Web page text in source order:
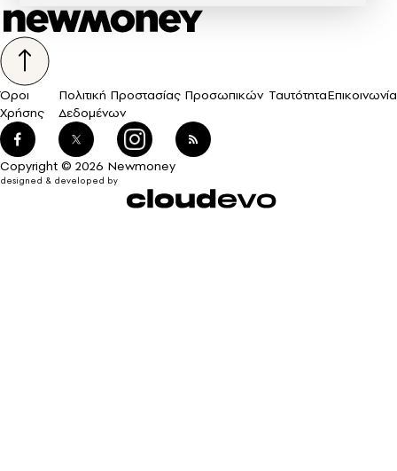
Όροι
Χρήσης
Πολιτική Προστασίας Προσωπικών
Δεδομένων
ΤαυτότηταΕπικοινωνία
Copyright © 2026 Newmoney
designed & developed by